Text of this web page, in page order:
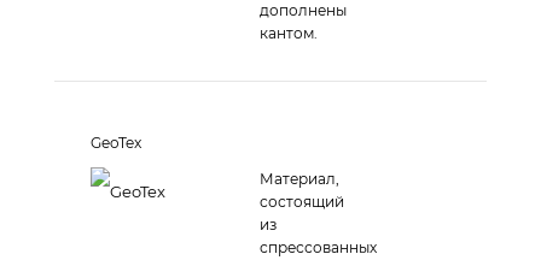
дополнены
кантом.
GeoTex
Материал,
состоящий
из
спрессованных